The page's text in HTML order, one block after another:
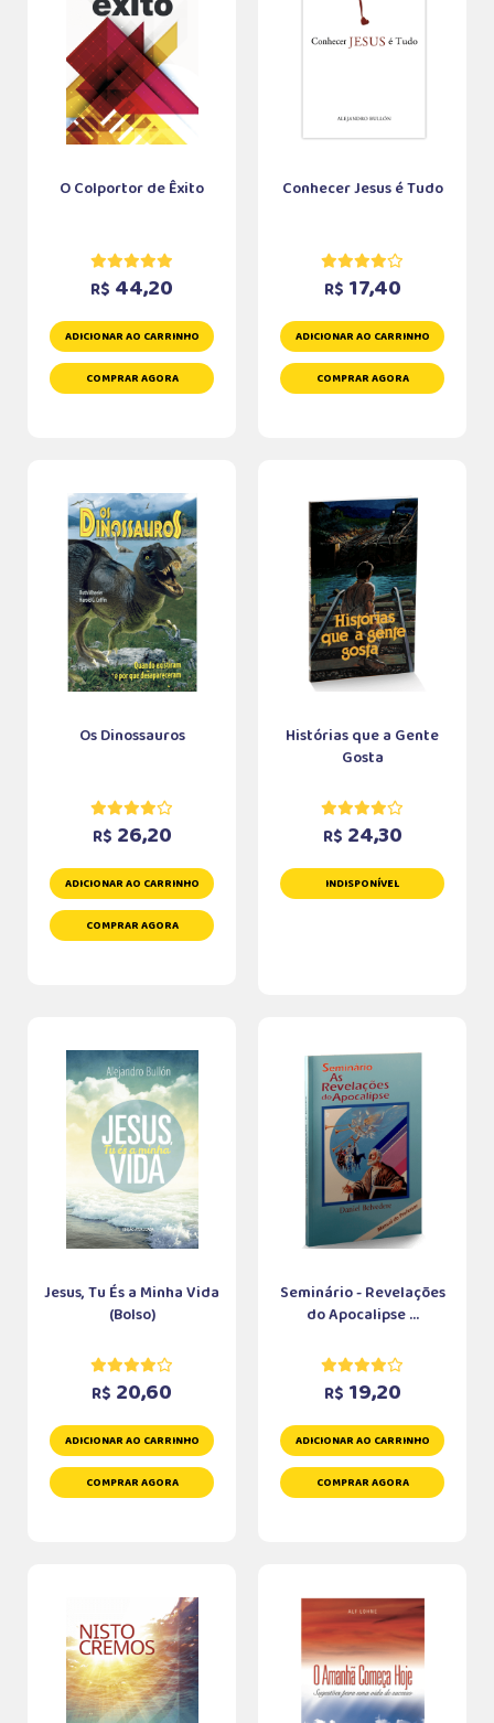
O Colportor de Êxito
R$ 44,20
ADICIONAR AO CARRINHO
COMPRAR AGORA
Conhecer Jesus é Tudo
R$ 17,40
ADICIONAR AO CARRINHO
COMPRAR AGORA
Os Dinossauros
R$ 26,20
ADICIONAR AO CARRINHO
COMPRAR AGORA
Histórias que a Gente
Gosta
R$ 24,30
INDISPONÍVEL
Jesus, Tu És a Minha Vida
(Bolso)
R$ 20,60
ADICIONAR AO CARRINHO
COMPRAR AGORA
Seminário - Revelações
do Apocalipse ...
R$ 19,20
ADICIONAR AO CARRINHO
COMPRAR AGORA